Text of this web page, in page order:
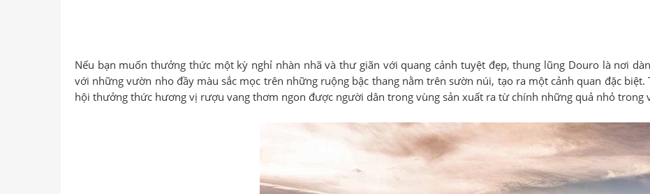
Nếu bạn muốn thưởng thức một kỳ nghỉ nhàn nhã và thư giãn với quang cảnh tuyệt đẹp, thung lũng Douro là nơi
với những vườn nho đầy màu sắc mọc trên những ruộng bậc thang nằm trên sườn núi, tạo ra một cảnh quan đặc
hội thưởng thức hương vị rượu vang thơm ngon được người dân trong vùng sản xuất ra từ chính những quả nhỏ trong